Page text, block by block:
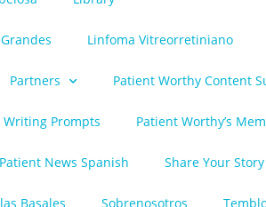
Linfoma Vitreorretiniano
Partners Patient Worthy Content
Prompts Patient Worthy’s
News Spanish Share Your Story
Basales Sobrenosotros